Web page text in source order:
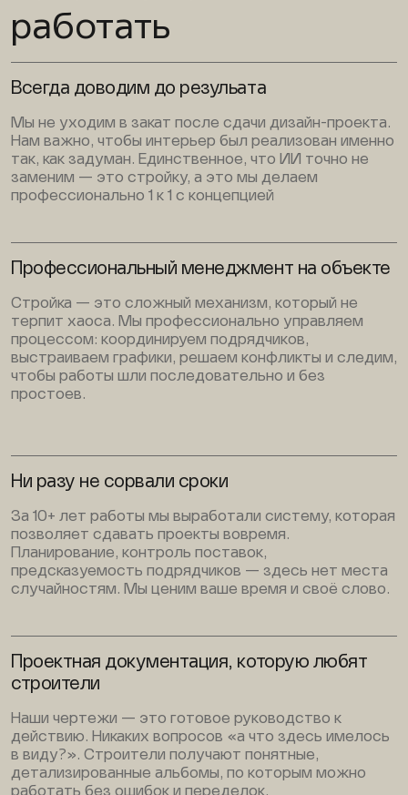
работать
Всегда доводим до резульата
Мы не уходим в закат после сдачи дизайн-проекта.
Нам важно, чтобы интерьер был реализован именно
так, как задуман. Единственное, что ИИ точно не
заменим — это стройку, а это мы делаем
профессионально 1 к 1 с концепцией
Профессиональный менеджмент на объекте
Стройка — это сложный механизм, который не
терпит хаоса. Мы профессионально управляем
процессом: координируем подрядчиков,
выстраиваем графики, решаем конфликты и следим,
чтобы работы шли последовательно и без
простоев.
Ни разу не сорвали сроки
За 10+ лет работы мы выработали систему, которая
позволяет сдавать проекты вовремя.
Планирование, контроль поставок,
предсказуемость подрядчиков — здесь нет места
случайностям. Мы ценим ваше время и своё слово.
Проектная документация, которую любят
строители
Наши чертежи — это готовое руководство к
действию. Никаких вопросов «а что здесь имелось
в виду?». Строители получают понятные,
детализированные альбомы, по которым можно
работать без ошибок и переделок.